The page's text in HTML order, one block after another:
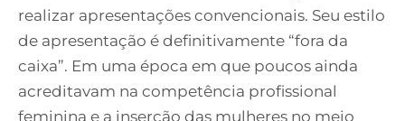
realizar apresentações convencionais. Seu estilo
de apresentação é definitivamente “fora da
caixa”. Em uma época em que poucos ainda
acreditavam na competência profissional
feminina e a inserção das mulheres no meio